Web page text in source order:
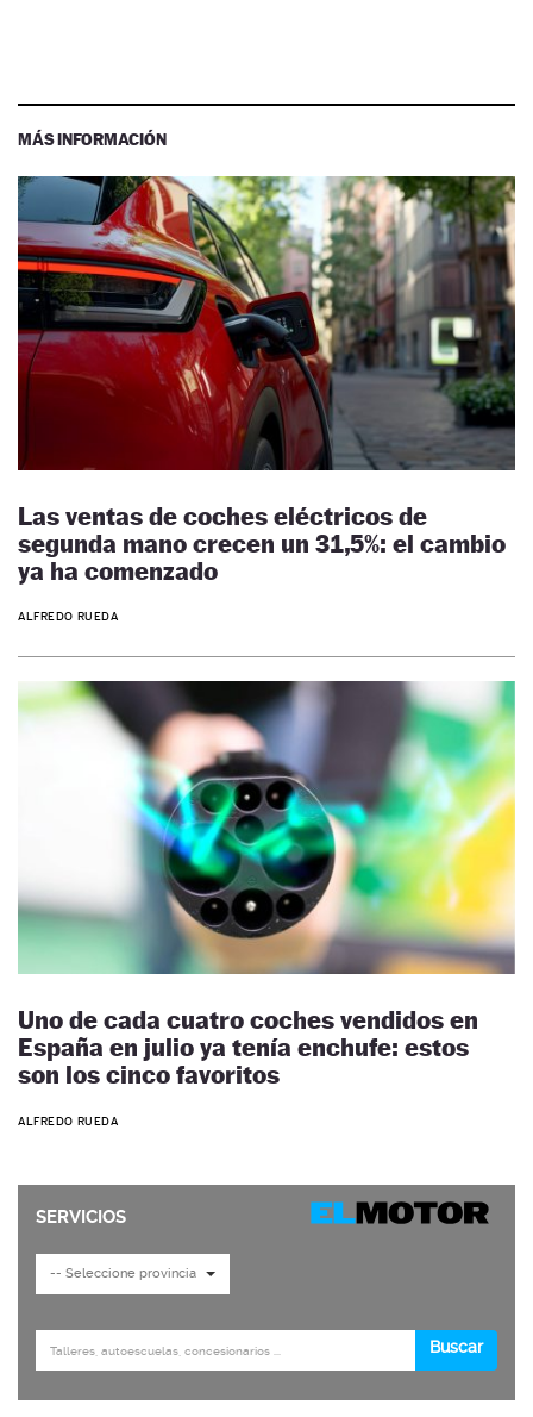
MÁS INFORMACIÓN
Las ventas de coches eléctricos de
segunda mano crecen un 31,5%: el cambio
ya ha comenzado
ALFREDO RUEDA
Uno de cada cuatro coches vendidos en
España en julio ya tenía enchufe: estos
son los cinco favoritos
ALFREDO RUEDA